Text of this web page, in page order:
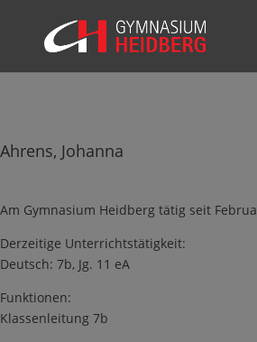
Ahrens, Johanna
Am Gymnasium Heidberg tätig seit
Derzeitige Unterrichtstätigkeit:
Deutsch: 7b, Jg. 11 eA
Funktionen:
Klassenleitung 7b